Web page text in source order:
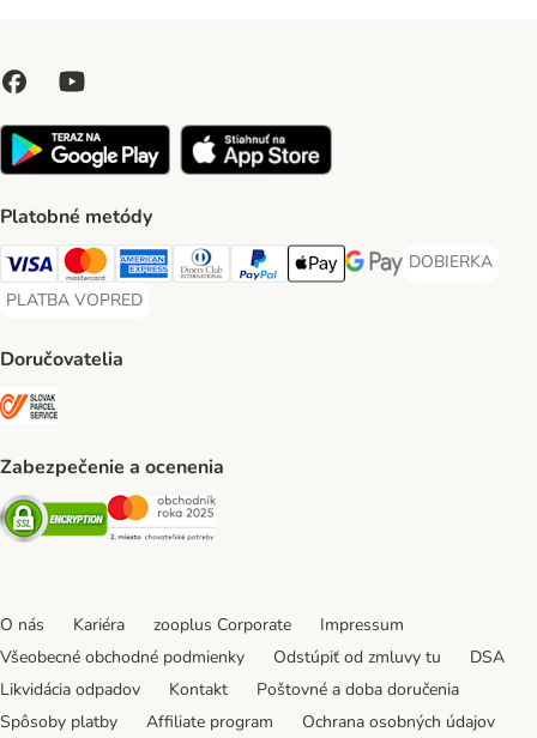
Platobné metódy
Visa Payment Method
Mastercard Payment Method
American Express Payment Method
Diners Club Payment Method
PayPal Payment Method
Apple Pay Payment Method
Google Pay Payment
DOBIERKA
DOBIERKA
PLATBA VOPRED
PLATBA VOPRED Payment Method
Doručovatelia
Zabezpečenie a ocenenia
Security Security
O nás Kariéra zooplus Corporate
Impressum
Všeobecné obchodné podmienky
Odstúpiť od zmluvy tu
DSA
Likvidácia odpadov
Kontakt
Poštovné a doba doručenia
Spôsoby platby
Affiliate program Ochrana osobných údajov